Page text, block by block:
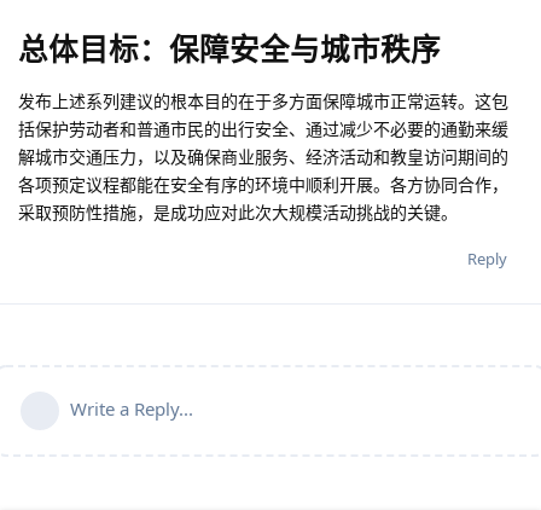
总体目标：保障安全与城市秩序
发布上述系列建议的根本目的在于多方面保障城市正常运转。这包
括保护劳动者和普通市民的出行安全、通过减少不必要的通勤来缓
解城市交通压力，以及确保商业服务、经济活动和教皇访问期间的
各项预定议程都能在安全有序的环境中顺利开展。各方协同合作，
采取预防性措施，是成功应对此次大规模活动挑战的关键。
Reply
Write a Reply...